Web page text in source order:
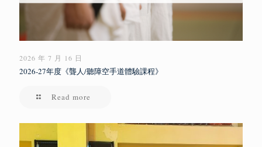
2026 年 7 月 16 日
2026-27年度《聾人/聽障空手道體驗課程》
Read more